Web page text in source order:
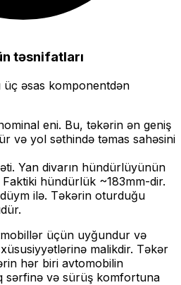
təsnifatları
əsas komponentdən
eni. Bu, təkərin ən geniş
və yol səthində təmas sahəsini
Yan divarın hündürlüyünün
hündürlük ~183mm-dir.
ilə. Təkərin oturduğu
üçün uyğundur və
xüsusiyyətlərinə malikdir. Təkər
hər biri avtomobilin
sərfinə və sürüş komfortuna